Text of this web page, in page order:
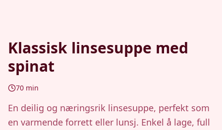
Klassisk linsesuppe med
spinat
70 min
En deilig og næringsrik linsesuppe, perfekt som
en varmende forrett eller lunsj. Enkel å lage, full